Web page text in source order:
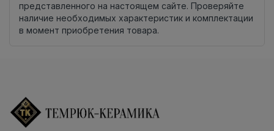
представленного на настоящем сайте. Проверяйте
наличие необходимых характеристик и комплектации
в момент приобретения товара.